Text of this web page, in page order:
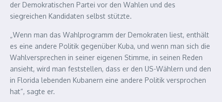
der Demokratischen Partei vor den Wahlen und des
siegreichen Kandidaten selbst stützte.
„Wenn man das Wahlprogramm der Demokraten liest, enthält
es eine andere Politik gegenüber Kuba, und wenn man sich die
Wahlversprechen in seiner eigenen Stimme, in seinen Reden
ansieht, wird man feststellen, dass er den US-Wählern und den
in Florida lebenden Kubanern eine andere Politik versprochen
hat“, sagte er.